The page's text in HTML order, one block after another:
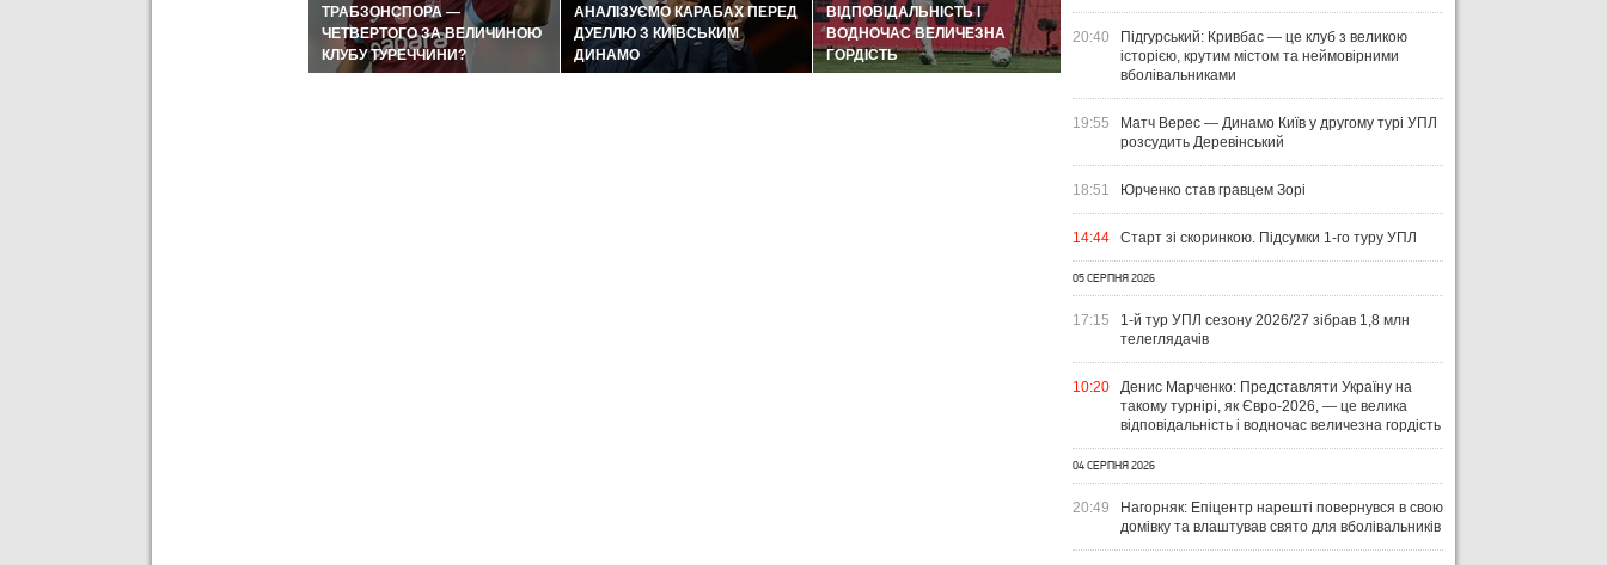
ТРАБЗОНСПОРА —
ЧЕТВЕРТОГО ЗА ВЕЛИЧИНОЮ
КЛУБУ ТУРЕЧЧИНИ?
АНАЛІЗУЄМО КАРАБАХ ПЕРЕД
ДУЕЛЛЮ З КИЇВСЬКИМ
ДИНАМО
ВІДПОВІДАЛЬНІСТЬ І
ВОДНОЧАС ВЕЛИЧЕЗНА
ГОРДІСТЬ
ПЕРЕМАГАЄ, РОМАНЧУК
ТРИМАЄ РІВЕНЬ, ЛЕХІЯ ЗНОВУ
БЕЗ ОЧОК
31 ЛИПНЯ 2026
УПЛ-2026/27. ПРЕДСТАВЛЕННЯ
КОМАНД
20:40
Підгурський: Кривбас — це клуб з великою
історією, крутим містом та неймовірними
вболівальниками
19:55
Матч Верес — Динамо Київ у другому турі УПЛ
розсудить Деревінський
18:51 Юрченко став гравцем Зорі
14:44 Старт зі скоринкою. Підсумки 1-го туру УПЛ
05 СЕРПНЯ 2026
17:15
1-й тур УПЛ сезону 2026/27 зібрав 1,8 млн
телеглядачів
10:20
Денис Марченко: Представляти Україну на
такому турнірі, як Євро-2026, — це велика
відповідальність і водночас величезна гордість
04 СЕРПНЯ 2026
20:49
Нагорняк: Епіцентр нарешті повернувся в свою
домівку та влаштував свято для вболівальників